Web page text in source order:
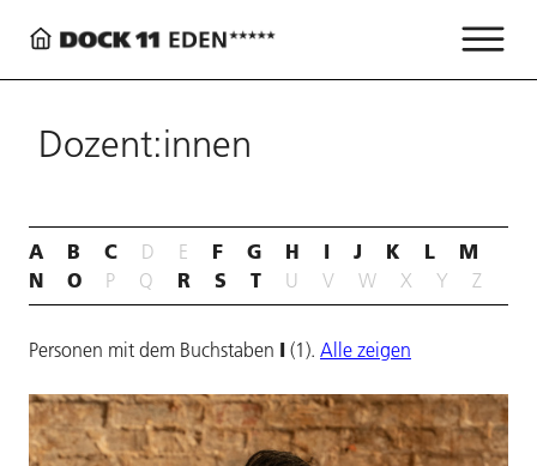
Dozent:innen
A B C D E F G H I J K L
M
N
O P Q R S T U V W X Y Z
Personen mit dem Buchstaben I (1). Alle zeigen